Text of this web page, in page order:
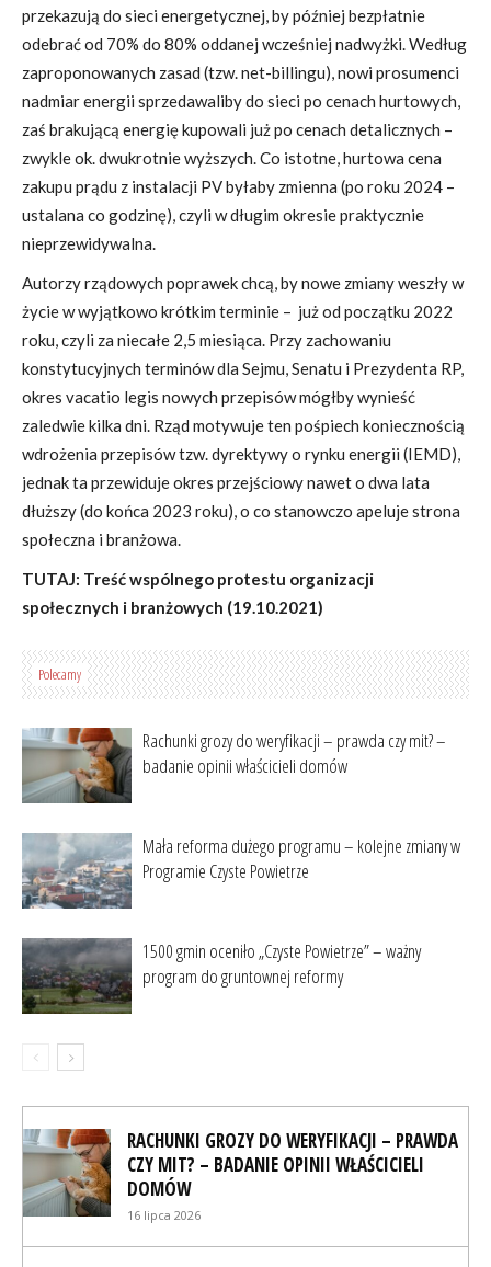
przekazują do sieci energetycznej, by później bezpłatnie
odebrać od 70% do 80% oddanej wcześniej nadwyżki. Według
zaproponowanych zasad (tzw. net-billingu), nowi prosumenci
nadmiar energii sprzedawaliby do sieci po cenach hurtowych,
zaś brakującą energię kupowali już po cenach detalicznych –
zwykle ok. dwukrotnie wyższych. Co istotne, hurtowa cena
zakupu prądu z instalacji PV byłaby zmienna (po roku 2024 –
ustalana co godzinę), czyli w długim okresie praktycznie
nieprzewidywalna.
Autorzy rządowych poprawek chcą, by nowe zmiany weszły w
życie w wyjątkowo krótkim terminie – już od początku 2022
roku, czyli za niecałe 2,5 miesiąca. Przy zachowaniu
konstytucyjnych terminów dla Sejmu, Senatu i Prezydenta RP,
okres vacatio legis nowych przepisów mógłby wynieść
zaledwie kilka dni. Rząd motywuje ten pośpiech koniecznością
wdrożenia przepisów tzw. dyrektywy o rynku energii (IEMD),
jednak ta przewiduje okres przejściowy nawet o dwa lata
dłuższy (do końca 2023 roku), o co stanowczo apeluje strona
społeczna i branżowa.
TUTAJ: Treść wspólnego protestu organizacji
społecznych i branżowych (19.10.2021)
Polecamy
Rachunki grozy do weryfikacji – prawda czy mit? –
badanie opinii właścicieli domów
Mała reforma dużego programu – kolejne zmiany w
Programie Czyste Powietrze
1500 gmin oceniło „Czyste Powietrze” – ważny
program do gruntownej reformy
RACHUNKI GROZY DO WERYFIKACJI – PRAWDA
CZY MIT? – BADANIE OPINII WŁAŚCICIELI
DOMÓW
16 lipca 2026